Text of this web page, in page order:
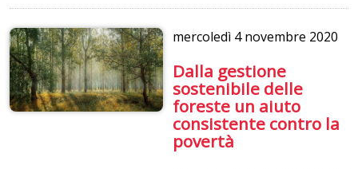
mercoledì 4 novembre 2020
Dalla gestione
sostenibile delle
foreste un aiuto
consistente contro la
povertà